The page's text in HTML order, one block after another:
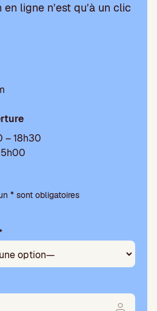
ligne n’est qu’à un clic
– 18h30
* sont obligatoires